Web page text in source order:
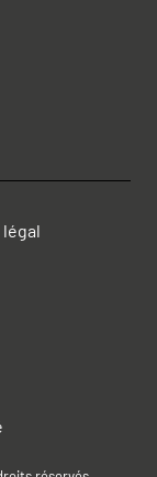
légal